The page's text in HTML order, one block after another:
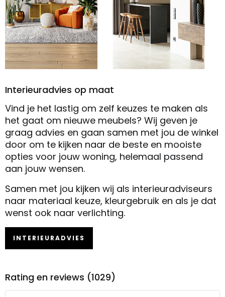
Interieuradvies op maat
Vind je het lastig om zelf keuzes te maken als
het gaat om nieuwe meubels? Wij geven je
graag advies en gaan samen met jou de winkel
door om te kijken naar de beste en mooiste
opties voor jouw woning, helemaal passend
aan jouw wensen.
Samen met jou kijken wij als interieuradviseurs
naar materiaal keuze, kleurgebruik en als je dat
wenst ook naar verlichting.
INTERIEURADVIES
Rating en reviews (1029)